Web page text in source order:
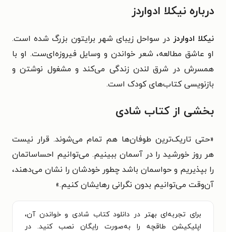
درباره نیکلا ادواردز
نیکلا ادواردز در سواحل زیبای شهر برایتون بزرگ شده است.
او عاشق مطالعه، شعر خواندن و وسایل فیروزه‌ای‌ست. او با
همسرش در شرق لندن زندگی می‌کند و مشغول نوشتن و
بازنویسی کتاب‌های کودک است.
بخشی از کتاب شادی
«حتی تاریک‌ترین طوفان‌ها هم تمام می‌شوند. قرار نیست
هر روز خورشید را در آسمان ببینیم. می‌توانیم احساساتمان
را بپذیریم و حواسمان باشد چطور خودشان را نشان می‌دهند،
آن‌وقت می‌توانیم بدون نگرانی رهایشان کنیم.»
برای تجربه‌ای بهتر در دانلود کتاب شادی و خواندن آن،
اپلیکیشن طاقچه را به‌صورت رایگان نصب کنید. در